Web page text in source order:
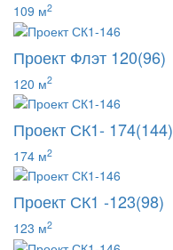
109 м2
Проект Флэт 120(96)
120 м2
Проект СК1- 174(144)
174 м2
Проект СК1 -123(98)
123 м2